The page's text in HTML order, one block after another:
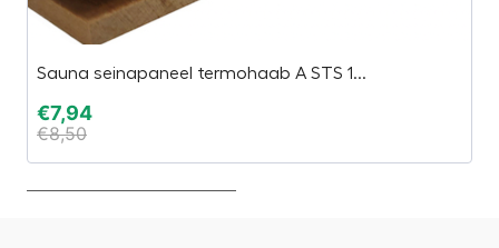
Sauna seinapaneel termohaab A STS 1...
€7,94
€8,50